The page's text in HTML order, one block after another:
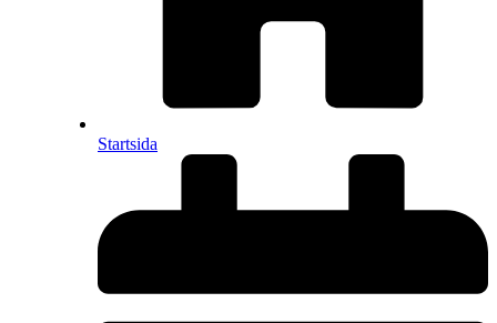
Startsida